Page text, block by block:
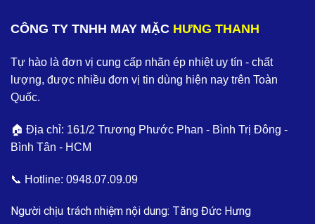
CÔNG TY TNHH MAY MẶC HƯNG THANH
Tự hào là đơn vị cung cấp nhãn ép nhiệt uy tín - chất
lượng, được nhiều đơn vị tin dùng hiện nay trên Toàn
Quốc.
🏠 Địa chỉ: 161/2 Trương Phước Phan - Bình Trị Đông -
Bình Tân - HCM
📞 Hotline: 0948.07.09.09
Người chịu trách nhiệm nội dung: Tăng Đức Hưng